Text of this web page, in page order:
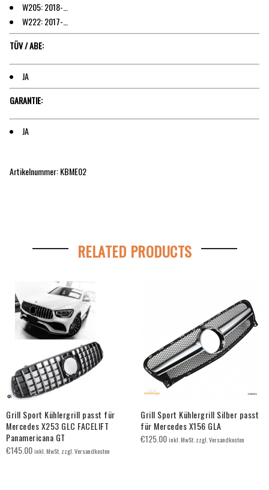
W205: 2018-…
W222: 2017-…
TÜV / ABE:
JA
GARANTIE:
JA
Artikelnummer: KBME02
RELATED PRODUCTS
Grill Sport Kühlergrill passt für
Mercedes X253 GLC FACELIFT
Panamericana GT
€145.00inkl. MwSt. zzgl. Versandkosten
Grill Sport Kühlergrill Silber passt
für Mercedes X156 GLA
€125.00inkl. MwSt. zzgl. Versandkosten